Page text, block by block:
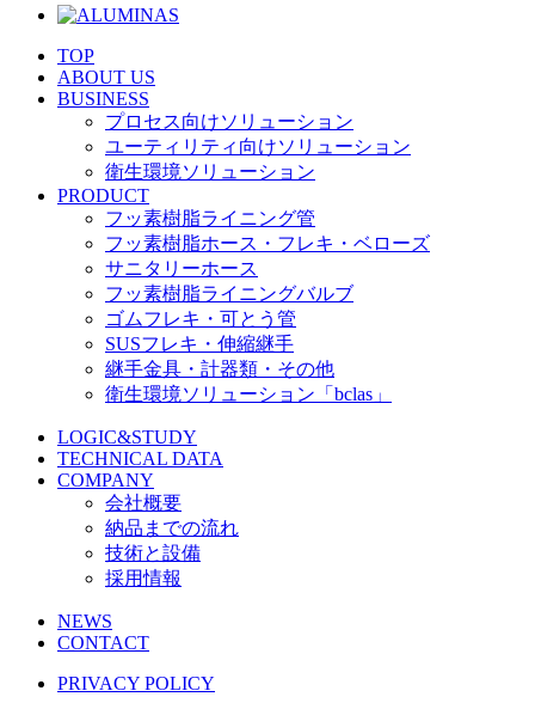
TOP
ABOUT US
BUSINESS
プロセス向けソリューション
ユーティリティ向けソリューション
衛生環境ソリューション
PRODUCT
フッ素樹脂ライニング管
フッ素樹脂ホース・フレキ・ベローズ
サニタリーホース
フッ素樹脂ライニングバルブ
ゴムフレキ・可とう管
SUSフレキ・伸縮継手
継手金具・計器類・その他
衛生環境ソリューション「bclas」
LOGIC&STUDY
TECHNICAL DATA
COMPANY
会社概要
納品までの流れ
技術と設備
採用情報
NEWS
CONTACT
PRIVACY POLICY